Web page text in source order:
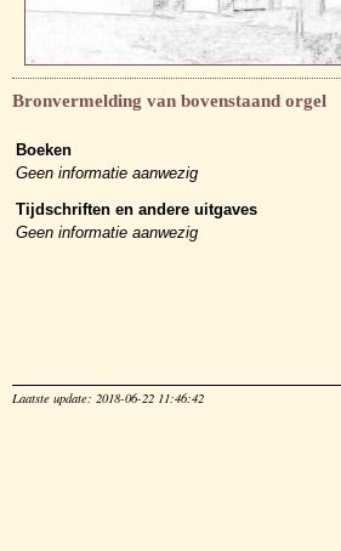
Bronvermelding van bovenstaand orgel
Boeken
Geen informatie aanwezig
Tijdschriften en andere uitgaves
Geen informatie aanwezig
Laatste update: 2018-06-22 11:46:42